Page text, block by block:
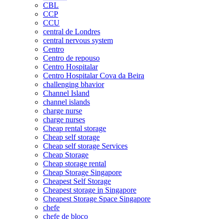
CBL
CCP
CCU
central de Londres
central nervous system
Centro
Centro de repouso
Centro Hospitalar
Centro Hospitalar Cova da Beira
challenging bhavior
Channel Island
channel islands
charge nurse
charge nurses
Cheap rental storage
Cheap self storage
Cheap self storage Services
Cheap Storage
Cheap storage rental
Cheap Storage Singapore
Cheapest Self Storage
Cheapest storage in Singapore
Cheapest Storage Space Singapore
chefe
chefe de bloco